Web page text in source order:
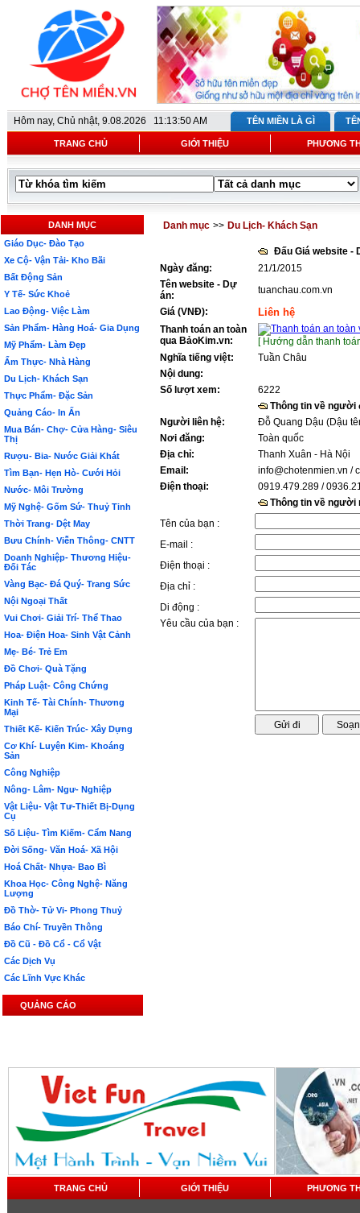
Hôm nay, Chủ nhật, 9.08.2026 11:13:50 AM TÊN MIỀN LÀ GÌ
TRANG CHỦ GIỚI THIỆU PHƯƠNG
DANH MỤC
Giáo Dục- Đào Tạo
Xe Cộ- Vận Tải- Kho Bãi
Bất Động Sản
Y Tế- Sức Khoẻ
Lao Động- Việc Làm
Sản Phẩm- Hàng Hoá- Gia Dụng
Mỹ Phẩm- Làm Đẹp
Ẩm Thực- Nhà Hàng
Du Lịch- Khách Sạn
Thực Phẩm- Đặc Sản
Quảng Cáo- In Ấn
Mua Bán- Chợ- Cửa Hàng- Siêu
Thị
Rượu- Bia- Nước Giải Khát
Tìm Bạn- Hẹn Hò- Cưới Hỏi
Nước- Môi Trường
Mỹ Nghệ- Gốm Sứ- Thuỷ Tinh
Thời Trang- Dệt May
Bưu Chính- Viễn Thông- CNTT
Doanh Nghiệp- Thương Hiệu-
Đối Tác
Vàng Bạc- Đá Quý- Trang Sức
Nội Ngoại Thất
Vui Chơi- Giải Trí- Thể Thao
Hoa- Điện Hoa- Sinh Vật Cảnh
Mẹ- Bé- Trẻ Em
Đồ Chơi- Quà Tặng
Pháp Luật- Công Chứng
Kinh Tế- Tài Chính- Thương
Mại
Thiết Kế- Kiến Trúc- Xây Dựng
Cơ Khí- Luyện Kim- Khoáng
Sản
Công Nghiệp
Nông- Lâm- Ngư- Nghiệp
Vật Liệu- Vật Tư-Thiết Bị-Dụng
Cụ
Số Liệu- Tìm Kiếm- Cẩm Nang
Đời Sống- Văn Hoá- Xã Hội
Hoá Chất- Nhựa- Bao Bì
Khoa Học- Công Nghệ- Năng
Lượng
Đồ Thờ- Tử Vi- Phong Thuỷ
Báo Chí- Truyền Thông
Đồ Cũ - Đồ Cổ - Cổ Vật
Các Dịch Vụ
Các Lĩnh Vực Khác
QUẢNG CÁO
Danh mục >> Du Lịch- Khách Sạn
Đấu Giá website -
Ngày đăng:
21/1/2015
Tên website - Dự
án:
tuanchau.com.vn
Giá (VNĐ):
Liên hệ
Thanh toán an toàn
qua BảoKim.vn:
[ Hướng dẫn thanh
Nghĩa tiếng việt:
Tuần Châu
Nội dung:
Số lượt xem:
6222
Thông tin về người
Người liên hệ:
Đỗ Quang Dậu (Dậu
Nơi đăng:
Toàn quốc
Địa chỉ:
Thanh Xuân - Hà Nội
Email:
info@chotenmien.vn /
Điện thoại:
0919.479.289 /
Thông tin về người
Tên của bạn :
E-mail :
Điện thoại :
Địa chỉ :
Di động :
Yêu cầu của bạn :
TRANG CHỦ GIỚI THIỆU PHƯƠNG